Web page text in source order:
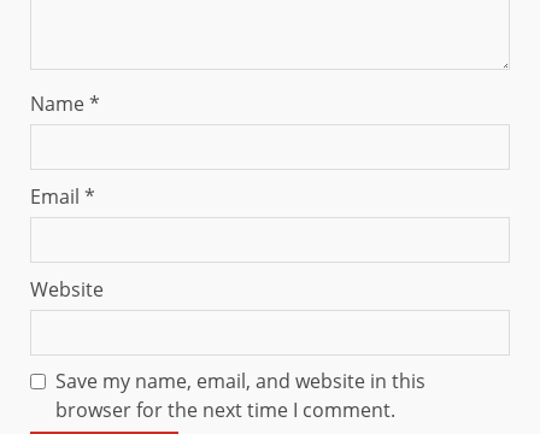
Name*
Email *
Website
Save my name, email, and website in this
browser for the next time I comment.